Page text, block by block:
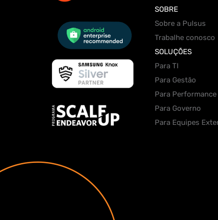
SOBRE
Sobre a Pulsus
Trabalhe conosco
SOLUÇÕES
Para TI
Para Gestão
Para Performance
Para Governo
Para Equipes